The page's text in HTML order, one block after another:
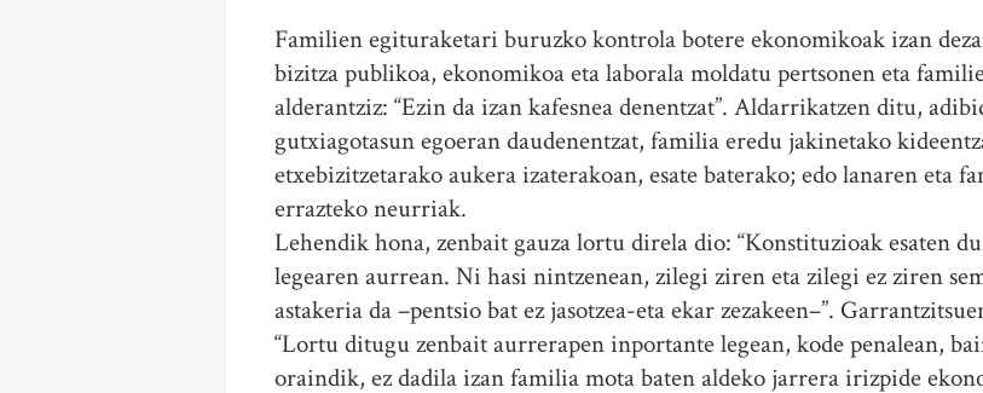
Familien egituraketari buruzko kontrola botere ekonomikoak izan
bizitza publikoa, ekonomikoa eta laborala moldatu pertsonen eta
alderantziz: “Ezin da izan kafesnea denentzat”. Aldarrikatzen ditu,
gutxiagotasun egoeran daudenentzat, familia eredu jakinetako
etxebizitzetarako aukera izaterakoan, esate baterako; edo lanaren eta
errazteko neurriak.
Lehendik hona, zenbait gauza lortu direla dio: “Konstituzioak esaten
legearen aurrean. Ni hasi nintzenean, zilegi ziren eta zilegi ez ziren
astakeria da –pentsio bat ez jasotzea-eta ekar zezakeen–”.
“Lortu ditugu zenbait aurrerapen inportante legean, kode penalean,
oraindik, ez dadila izan familia mota baten aldeko jarrera irizpide